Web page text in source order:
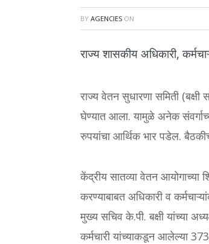
BY AGENCIES ON
राज्य शासकीय अधिकारी,
राज्य वेतन सुधारणा समिती
घेण्यात आला. यामुळे अनेक
रुपयांचा आर्थिक भार पडेल.
केंद्रीय सातव्या वेतन आयोगाच्या
करण्याबाबत अधिकारी व
मुख्य सचिव के.पी. बक्षी यांच्या
कर्मचारी यांच्याकडून आलेल्या